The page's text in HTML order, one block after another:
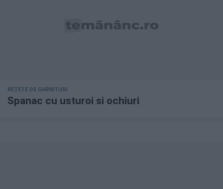
REȚETE DE GARNITURI
Spanac cu usturoi si ochiuri